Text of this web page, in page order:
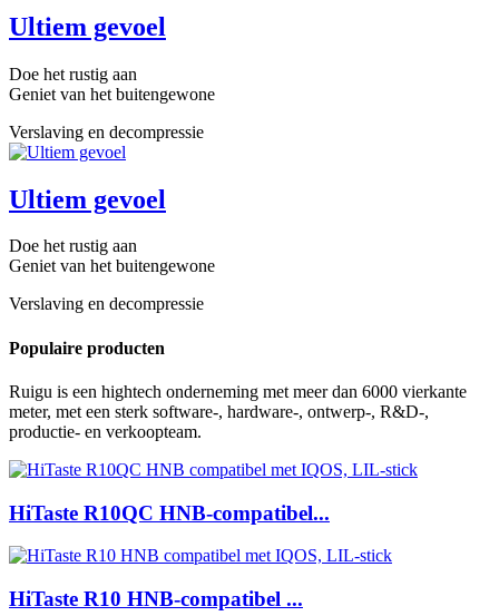
Ultiem gevoel
Doe het rustig aan
Geniet van het buitengewone
Verslaving en decompressie
Ultiem gevoel
Doe het rustig aan
Geniet van het buitengewone
Verslaving en decompressie
Populaire producten
Ruigu is een hightech onderneming met meer dan 6000 vierkante
meter, met een sterk software-, hardware-, ontwerp-, R&D-,
productie- en verkoopteam.
HiTaste R10QC HNB-compatibel...
HiTaste R10 HNB-compatibel ...